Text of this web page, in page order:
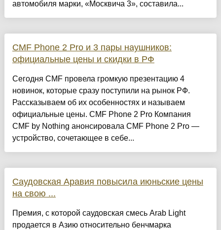
автомобиля марки, «Москвича 3», составила...
CMF Phone 2 Pro и 3 пары наушников:
официальные цены и скидки в РФ
Сегодня CMF провела громкую презентацию 4
новинок, которые сразу поступили на рынок РФ.
Рассказываем об их особенностях и называем
официальные цены. CMF Phone 2 Pro Компания
CMF by Nothing анонсировала CMF Phone 2 Pro —
устройство, сочетающее в себе...
Саудовская Аравия повысила июньские цены
на свою ...
Премия, с которой саудовская смесь Arab Light
продается в Азию относительно бенчмарка